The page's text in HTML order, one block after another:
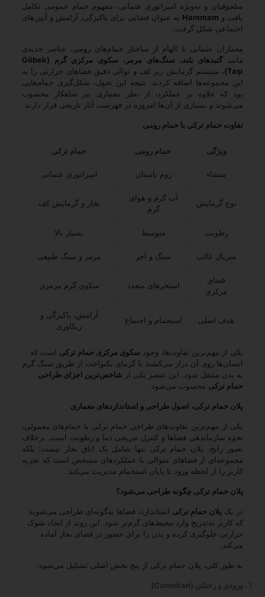
سلجوقیان و به‌ویژه امپراتوری عثمانی، مفهوم حمام عمومی تکامل
یافت و Hammam به عنوان فضایی برای پاکیزگی، آرامش و آیین‌های
اجتماعی شکل گرفت.
معماران عثمانی با الهام از ساختار حمام‌های رومی، عناصر جدیدی
مانند
گنبدهای بلند، سنگ‌های مرمر، سکوی مرکزی گرم (Göbek
Taşı) ، سیستم گرمایش زیر کف و توالی دقیق فضاهای حرارتی را به
این مجموعه‌ها اضافه کردند. نتیجه این تحول، شکل‌گیری حمام‌هایی
بود که علاوه بر عملکرد، از نظر معماری نیز شاهکار محسوب
می‌شوند و بسیاری از آن‌ها امروزه در فهرست آثار تاریخی قرار دارند.
تفاوت حمام ترکی با حمام رومی
ویژگی حمام رومی حمام ترکی
منشاء روم باستان امپراتوری عثمانی
نوع گرمایش
آب گرم و هوای
گرم
بخار و گرمایش کف
رطوبت متوسط بسیار بالا
متریال غالب سنگ و آجر مرمر و سنگ طبیعی
فضای
مرکزی
استخرهای متعدد سکوی گرم مرمری
هدف اصلی استحمام و اجتماع
آرامش، پاکیزگی و
ریکاوری
یکی از مهم‌ترین تفاوت‌ها، وجود سکوی مرکزی حمام ترکی است که
انسان‌ها روی آن دراز می‌کشند تا گرمای یکنواخت از طریق سنگ گرم
به بدن منتقل شود. این عنصر یکی از شاخص‌ترین اجزای طراحی
حمام ترکی محسوب می‌شود.
پلان حمام ترکی، اصول طراحی و استانداردهای معماری
یکی از مهم‌ترین تفاوت‌های طراحی حمام ترکی با حمام‌های معمولی،
نحوه سازماندهی فضاها و کنترل تدریجی دما و رطوبت است. برخلاف
تصور رایج، پلان حمام ترکی تنها شامل یک اتاق بخار نیست؛ بلکه
مجموعه‌ای از فضاهای متوالی با عملکردهای مشخص است که تجربه
کاربر را از لحظه ورود تا پایان استحمام مدیریت می‌کند.
پلان حمام ترکی چگونه طراحی می‌شود؟
در یک پلان حمام ترکی استاندارد، فضاها به‌گونه‌ای طراحی می‌شوند
که کاربر به‌تدریج وارد محیط‌های گرم‌تر شود. این روند از ایجاد شوک
حرارتی جلوگیری کرده و بدن را برای حضور در فضای بخار آماده
می‌کند.
به طور کلی، پلان حمام ترکی از پنج بخش اصلی تشکیل می‌شود:
ورودی و رختکن (Camekan)